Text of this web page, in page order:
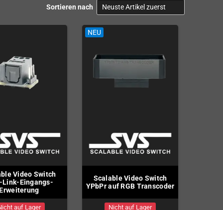
Sortieren nach
Video Switch
Link-Eingangs-
auf Lager
NEU
Scalable Video Switch
YPbPr auf RGB Transcoder
Nicht auf Lager